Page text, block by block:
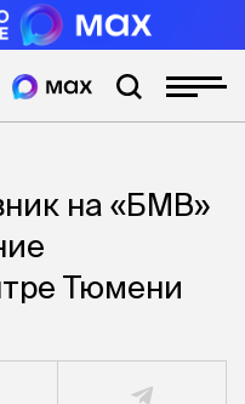
на «БМВ»
Тюмени